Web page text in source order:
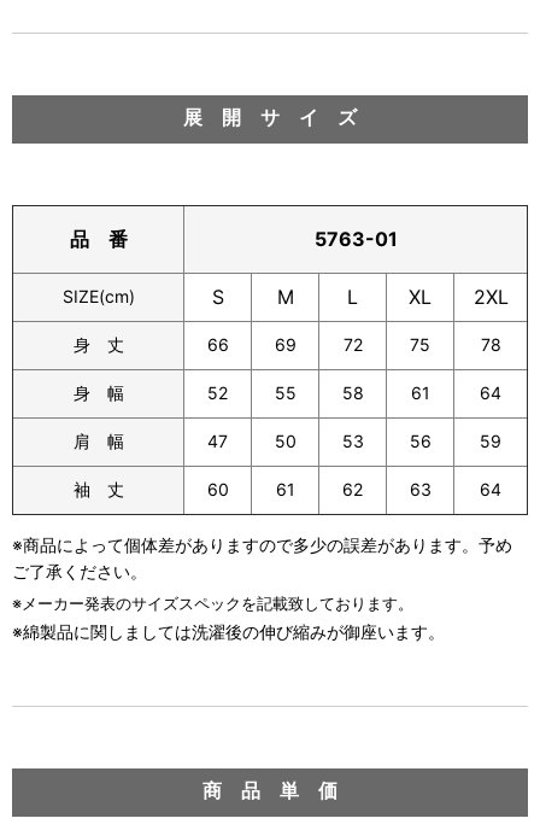
展 開 サ イ ズ
品 番 5763-01
SIZE(cm) S M L XL 2XL
身 丈 66 69 72 75 78
身 幅 52 55 58 61 64
肩 幅 47 50 53 56 59
袖 丈 60 61 62 63 64
※商品によって個体差がありますので多少の誤差があります。予め
ご了承ください。
※メーカー発表のサイズスペックを記載致しております。
※綿製品に関しましては洗濯後の伸び縮みが御座います。
商 品 単 価